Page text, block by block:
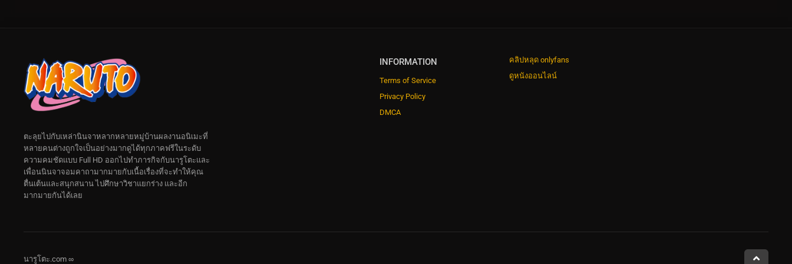
INFORMATION
Terms of Service
Privacy Policy
DMCA
คลิปหลุด onlyfans
ดูหนังออนไลน์
ตะลุยไปกับเหล่านินจาหลากหลายหมู่บ้านผลงานอนิเมะที่
หลายคนต่างถูกใจเป็นอย่างมากดูได้ทุกภาคฟรีในระดับ
ความคมชัดแบบ Full HD ออกไปทำภารกิจกับนารูโตะและ
เพื่อนนินจาจอมคาถามากมายกับเนื้อเรื่องที่จะทำให้คุณ
ตื่นเต้นและสนุกสนาน ไปศึกษาวิชาแยกร่าง และอีก
มากมายกันได้เลย
นารูโตะ.com ∞